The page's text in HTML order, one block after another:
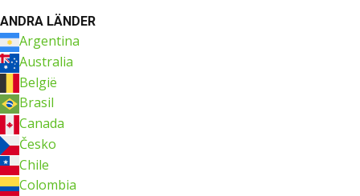
ANDRA LÄNDER
Argentina
Australia
België
Brasil
Canada
Česko
Chile
Colombia